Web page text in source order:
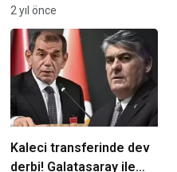
iddialarına yanıt
2 yıl önce
Kaleci transferinde dev
derbi! Galatasaray ile